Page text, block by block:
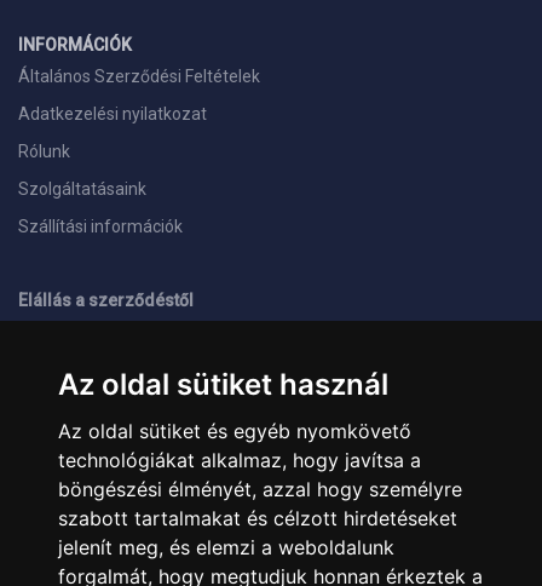
Az oldal sütiket használ
Az oldal sütiket és egyéb nyomkövető
technológiákat alkalmaz, hogy javítsa a
böngészési élményét, azzal hogy személyre
szabott tartalmakat és célzott hirdetéseket
jelenít meg, és elemzi a weboldalunk
forgalmát, hogy megtudjuk honnan érkeztek a
INFORMÁCIÓK
Általános Szerződési Feltételek
Adatkezelési nyilatkozat
Rólunk
Szolgáltatásaink
Szállítási információk
Elállás a szerződéstől
+36 1 445 4161
info@landcomputer.hu
1148 Budapest, Nagy Lajos király útja 24.
Nyitvatartás és kapcsolat
PARTNEREINK